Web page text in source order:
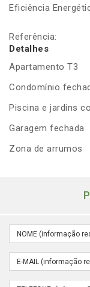
Eficiência
Referência:
Detalhes
Apartamento T3
Condomínio
Piscina e jardins
Garagem fechada
Zona de arrumos